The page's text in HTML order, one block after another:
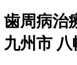
歯周病
九州市